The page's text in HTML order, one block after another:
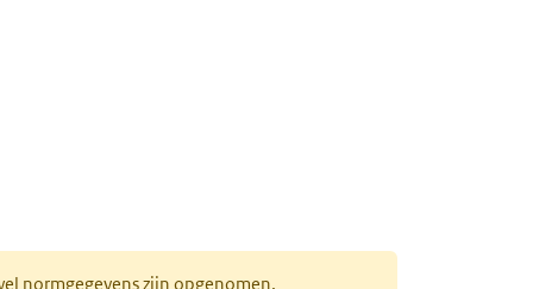
normgegevens zijn opgenomen.